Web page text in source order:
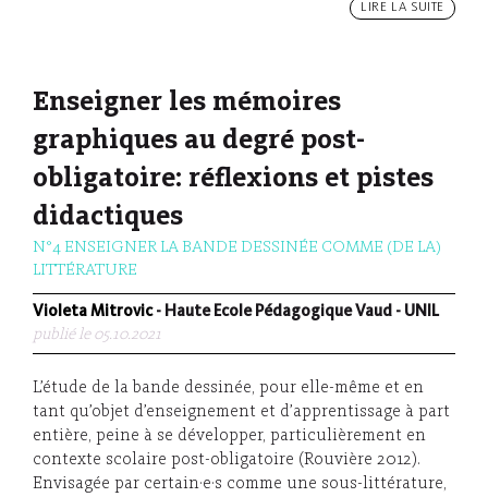
LIRE LA SUITE
Enseigner les mémoires
graphiques au degré post-
obligatoire: réflexions et pistes
didactiques
N°4 ENSEIGNER LA BANDE DESSINÉE COMME (DE LA)
LITTÉRATURE
Violeta Mitrovic- Haute Ecole Pédagogique Vaud - UNIL
publié le 05.10.2021
L’étude de la bande dessinée, pour elle-même et en
tant qu’objet d’enseignement et d’apprentissage à part
entière, peine à se développer, particulièrement en
contexte scolaire post-obligatoire (Rouvière 2012).
Envisagée par certain·e·s comme une sous-littérature,